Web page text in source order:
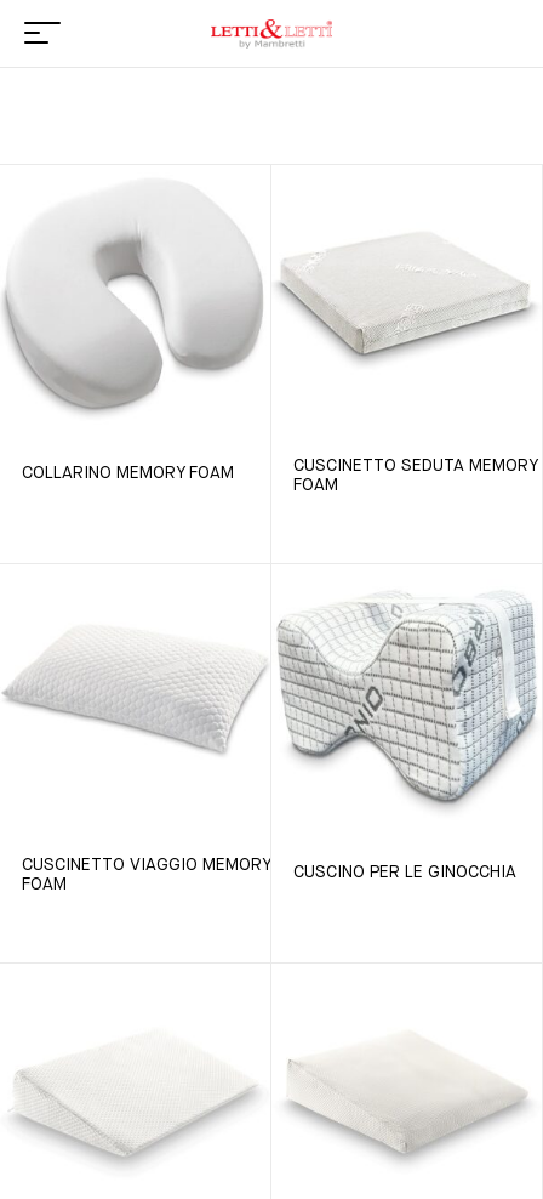
COLLARINO MEMORY FOAM
CUSCINETTO SEDUTA MEMORY
FOAM
CUSCINETTO VIAGGIO MEMORY
FOAM
CUSCINO PER LE GINOCCHIA